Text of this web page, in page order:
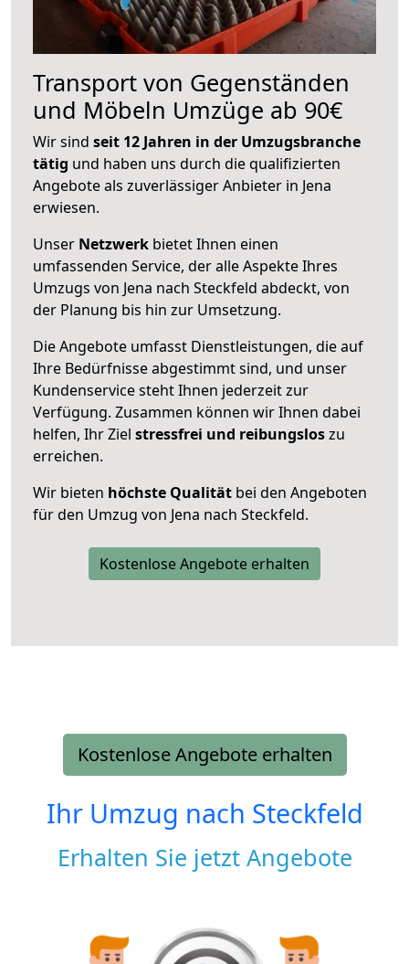
Transport von Gegenständen
und Möbeln Umzüge ab 90€
Wir sind seit 12 Jahren in der Umzugsbranche
tätig und haben uns durch die qualifizierten
Angebote als zuverlässiger Anbieter in Jena
erwiesen.
Unser Netzwerk bietet Ihnen einen
umfassenden Service, der alle Aspekte Ihres
Umzugs von Jena nach Steckfeld abdeckt, von
der Planung bis hin zur Umsetzung.
Die Angebote umfasst Dienstleistungen, die auf
Ihre Bedürfnisse abgestimmt sind, und unser
Kundenservice steht Ihnen jederzeit zur
Verfügung. Zusammen können wir Ihnen dabei
helfen, Ihr Ziel stressfrei und reibungsloszu
erreichen.
Wir bieten höchste Qualität bei den Angeboten
für den Umzug von Jena nach Steckfeld.
Kostenlose Angebote erhalten
Kostenlose Angebote erhalten
Ihr Umzug nach Steckfeld
Erhalten Sie jetzt Angebote